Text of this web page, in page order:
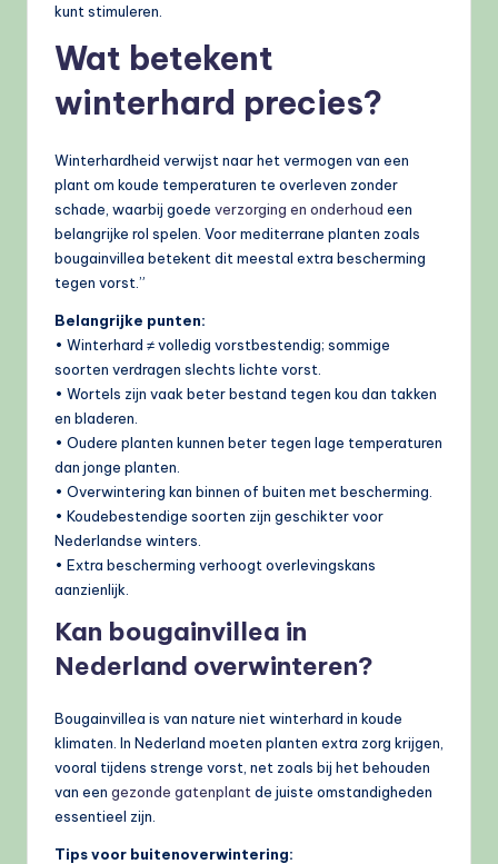
kunt stimuleren.
Wat betekent
winterhard precies?
Winterhardheid verwijst naar het vermogen van een
plant om koude temperaturen te overleven zonder
schade, waarbij goede verzorging en onderhoud een
belangrijke rol spelen. Voor mediterrane planten zoals
bougainvillea betekent dit meestal extra bescherming
tegen vorst.”
Belangrijke punten:
• Winterhard ≠ volledig vorstbestendig; sommige
soorten verdragen slechts lichte vorst.
• Wortels zijn vaak beter bestand tegen kou dan takken
en bladeren.
• Oudere planten kunnen beter tegen lage temperaturen
dan jonge planten.
• Overwintering kan binnen of buiten met bescherming.
• Koudebestendige soorten zijn geschikter voor
Nederlandse winters.
• Extra bescherming verhoogt overlevingskans
aanzienlijk.
Kan bougainvillea in
Nederland overwinteren?
Bougainvillea is van nature niet winterhard in koude
klimaten. In Nederland moeten planten extra zorg krijgen,
vooral tijdens strenge vorst, net zoals bij het behouden
van een gezonde gatenplant de juiste omstandigheden
essentieel zijn.
Tips voor buitenoverwintering: